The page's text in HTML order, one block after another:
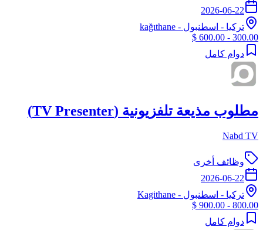
2026-06-22
تركيا - اسطنبول - kağıthane
300.00 - 600.00 $
دوام كامل
مطلوب مذيعة تلفزيونية (TV Presenter)
Nabd TV
وظائف أخرى
2026-06-22
تركيا - اسطنبول - Kagithane
800.00 - 900.00 $
دوام كامل